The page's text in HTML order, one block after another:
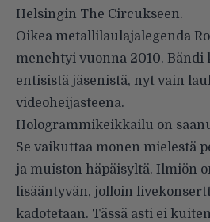
Helsingin The Circukseen.
Oikea metallilaulajalegenda
menehtyi vuonna 2010. Bändi
entisistä jäsenistä, nyt vain
videoheijasteena.
Hologrammikeikkailu on
Se vaikuttaa monen mielestä
ja muiston häpäisyltä. Ilmiön
lisääntyvän, jolloin
kadotetaan. Tässä asti ei